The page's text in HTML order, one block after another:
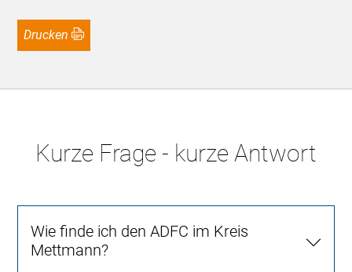
Drucken
Kurze Frage - kurze Antwort
Wie finde ich den ADFC im Kreis
Mettmann?